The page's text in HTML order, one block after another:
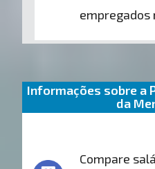
empregados
Informações sobre a
da
Compare